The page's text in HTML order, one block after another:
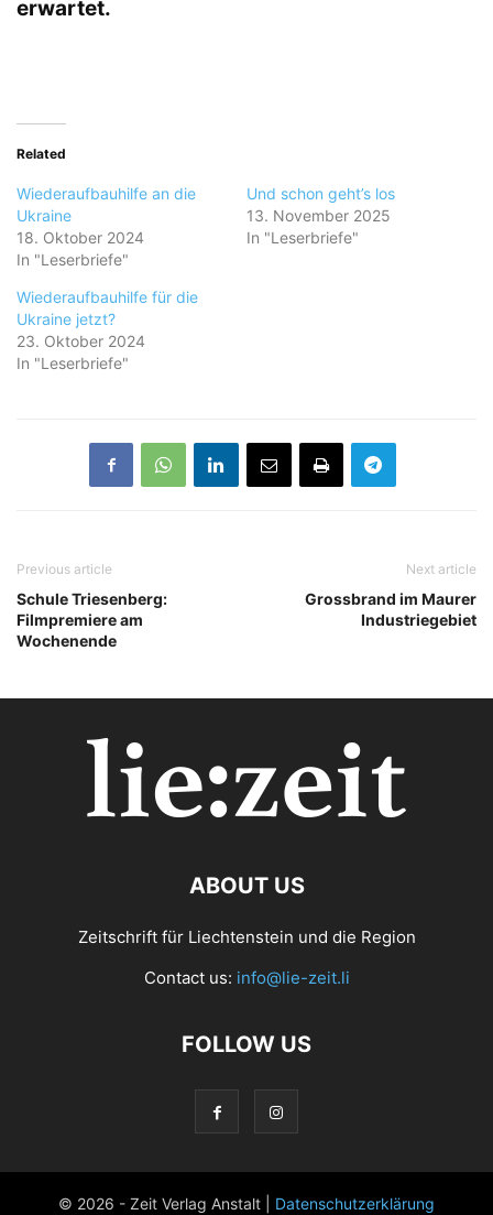
erwartet.
Related
Wiederaufbauhilfe an die
Ukraine
18. Oktober 2024
In "Leserbriefe"
Und schon geht’s los
13. November 2025
In "Leserbriefe"
Wiederaufbauhilfe für die
Ukraine jetzt?
23. Oktober 2024
In "Leserbriefe"
Previous article
Schule Triesenberg:
Filmpremiere am
Wochenende
Next article
Grossbrand im Maurer
Industriegebiet
ABOUT US
Zeitschrift für Liechtenstein und die Region
Contact us: info@lie-zeit.li
FOLLOW US
© 2026 - Zeit Verlag Anstalt | Datenschutzerklärung